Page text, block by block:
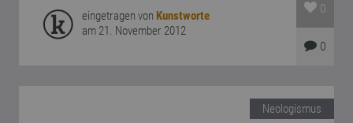
eingetragen von Kunstworte
am 21. November 2012
0
0
Neologismus